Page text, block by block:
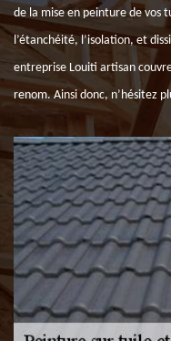
de la mise en peinture de vos
l’étanchéité, l’isolation, et
entreprise Louiti artisan
renom. Ainsi donc, n’hésitez